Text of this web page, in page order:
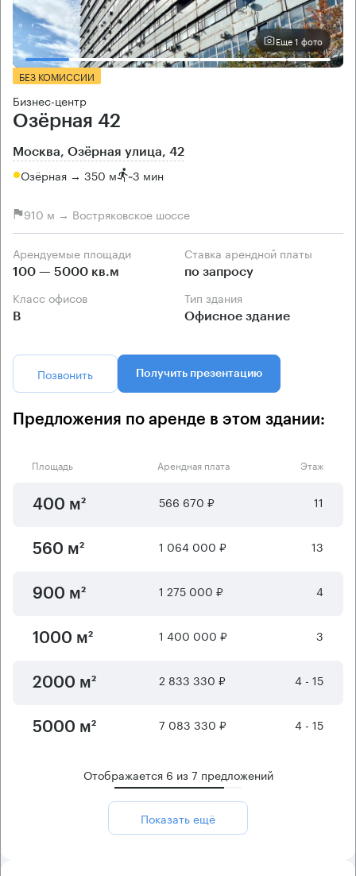
Еще 1 фото
БЕЗ КОМИССИИ
Бизнес-центр
Озёрная 42
Москва, Озёрная улица, 42
Озёрная → 350 м ~3 мин
910 м → Востряковское шоссе
Арендуемые площади
100 — 5000 кв.м
Ставка арендной платы
по запросу
Класс офисов
B
Тип здания
Офисное здание
Позвонить Получить презентацию
Предложения по аренде в этом здании:
Площадь Арендная плата Этаж
400 м² 566 670 ₽ 11
560 м² 1 064 000 ₽ 13
900 м² 1 275 000 ₽ 4
1000 м² 1 400 000 ₽ 3
2000 м² 2 833 330 ₽ 4 - 15
5000 м² 7 083 330 ₽ 4 - 15
Отображается 6 из7 предложений
Показать ещё